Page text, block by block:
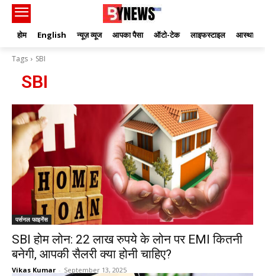
होम English न्यूज़ व्यूज आपका पैसा ऑटो-टेक लाइफस्टाइल आस्था
Tags SBI
SBI
पर्सनल फाइनेंस
SBI होम लोन: 22 लाख रुपये के लोन पर EMI कितनी
बनेगी, आपकी सैलरी क्या होनी चाहिए?
Vikas Kumar - September 13, 2025